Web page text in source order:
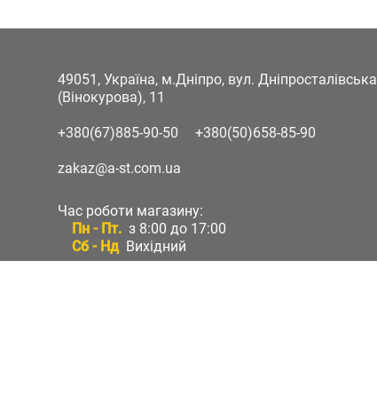
49051, Україна, м.Дніпро, вул. Дніпросталівська
(Вінокурова), 11
+380(67)885-90-50 +380(50)658-85-90
zakaz@a-st.com.ua
Час роботи магазину:
Пн - Пт. з 8:00 до 17:00
Сб - Нд Вихідний